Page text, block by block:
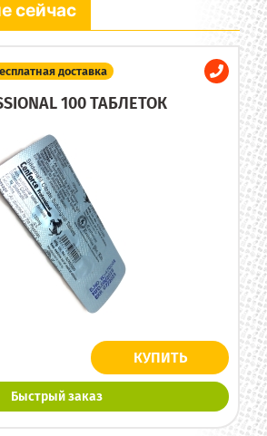
сейчас
доставка
100 ТАБЛЕТОК
КУПИТЬ
Быстрый заказ